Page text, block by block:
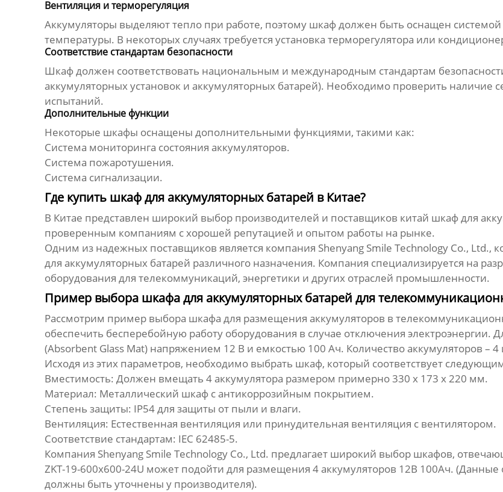
Вентиляция и терморегуляция
Аккумуляторы выделяют тепло при работе, поэтому шкаф должен быть оснащен
температуры. В некоторых случаях требуется установка терморегулятора или
Соответствие стандартам безопасности
Шкаф должен соответствовать национальным и международным стандартам
аккумуляторных установок и аккумуляторных батарей). Необходимо проверить наличие
испытаний.
Дополнительные функции
Некоторые шкафы оснащены дополнительными функциями, такими как:
Система мониторинга состояния аккумуляторов.
Система пожаротушения.
Система сигнализации.
Где купить шкаф для аккумуляторных батарей в Китае?
В Китае представлен широкий выбор производителей и поставщиков китай шкаф для
проверенным компаниям с хорошей репутацией и опытом работы на рынке.
Одним из надежных поставщиков является компания Shenyang Smile Technology Co., Ltd.,
для аккумуляторных батарей различного назначения. Компания специализируется на
оборудования для телекоммуникаций, энергетики и других отраслей промышленности.
Пример выбора шкафа для аккумуляторных батарей для
Рассмотрим пример выбора шкафа для размещения аккумуляторов в
обеспечить бесперебойную работу оборудования в случае отключения электроэнергии.
(Absorbent Glass Mat) напряжением 12 В и емкостью 100 Ач. Количество аккумуляторов – 4
Исходя из этих параметров, необходимо выбрать шкаф, который соответствует
Вместимость: Должен вмещать 4 аккумулятора размером примерно 330 x 173 x 220 мм.
Материал: Металлический шкаф с антикоррозийным покрытием.
Степень защиты: IP54 для защиты от пыли и влаги.
Вентиляция: Естественная вентиляция или принудительная вентиляция с вентилятором.
Соответствие стандартам: IEC 62485-5.
Компания Shenyang Smile Technology Co., Ltd. предлагает широкий выбор шкафов,
ZKT-19-600x600-24U может подойти для размещения 4 аккумуляторов 12В 100Ач.
должны быть уточнены у производителя).